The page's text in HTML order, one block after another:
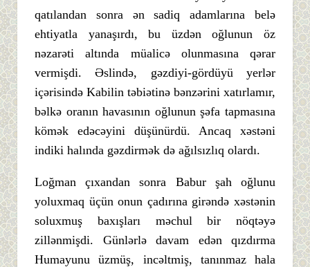
qatılandan sonra ən sadiq adamlarına belə
ehtiyatla yanaşırdı, bu üzdən oğlunun öz
nəzarəti altında müalicə olunmasına qərar
vermişdi. Əslində, gəzdiyi-gördüyü yerlər
içərisində Kabilin təbiətinə bənzərini xatırlamır,
bəlkə oranın havasının oğlunun şəfa tapmasına
kömək edəcəyini düşünürdü. Ancaq xəstəni
indiki halında gəzdirmək də ağılsızlıq olardı.
Loğman çıxandan sonra Babur şah oğlunu
yoluxmaq üçün onun çadırına girəndə xəstənin
soluxmuş baxışları məchul bir nöqtəyə
zillənmişdi. Günlərlə davam edən qızdırma
Humayunu üzmüş, incəltmiş, tanınmaz hala